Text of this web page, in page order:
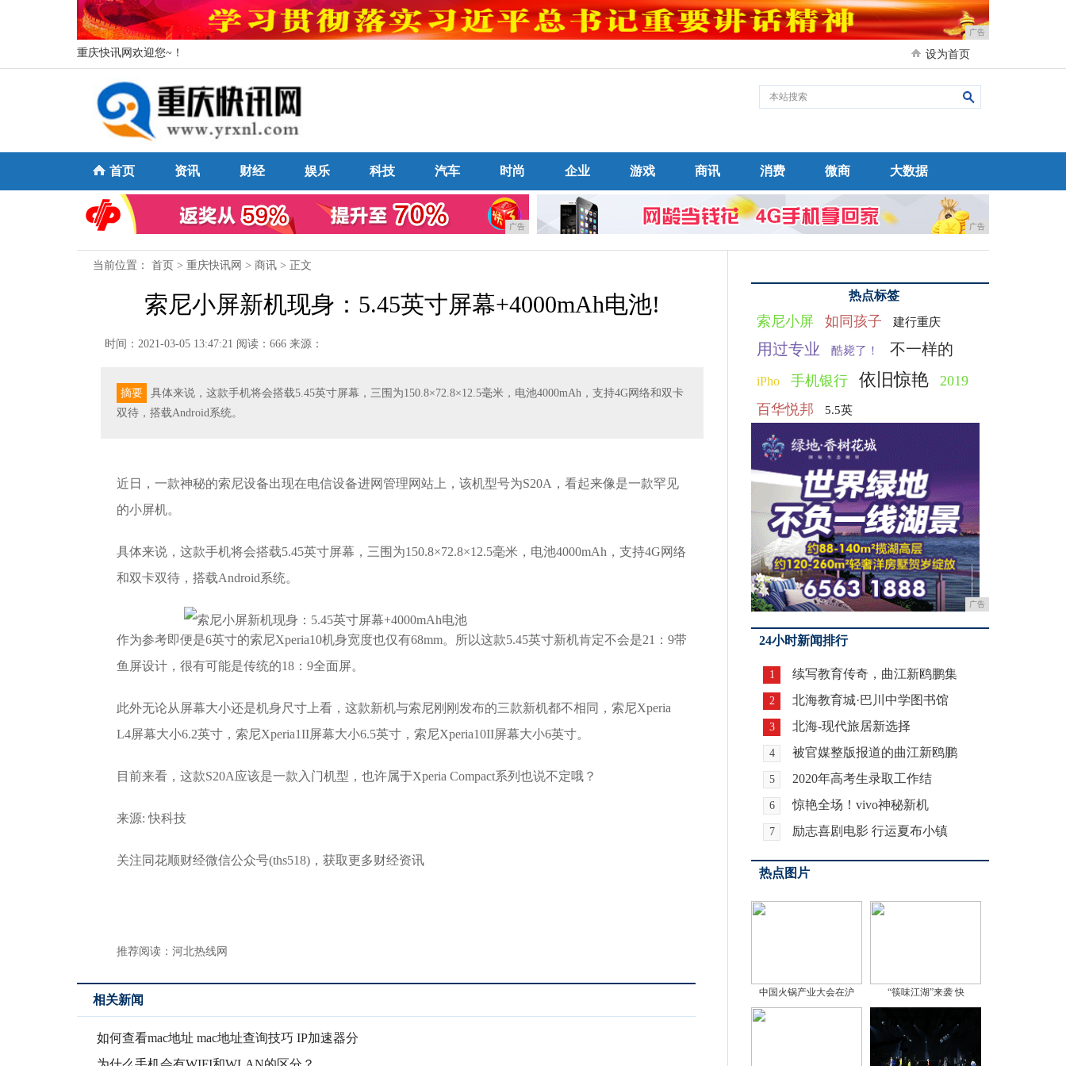
广告
重庆快讯网欢迎您~！ 设为首页
首页 资讯 财经 娱乐 科技 汽车 时尚 企业 游戏 商讯 消费 微商 大数据
广告 广告
当前位置： 首页 > 重庆快讯网 > 商讯 > 正文
索尼小屏新机现身：5.45英寸屏幕+4000mAh电池!
时间：2021-03-05 13:47:21 阅读：666 来源：
摘要
具体来说，这款手机将会搭载5.45英寸屏幕，三围为150.8×72.8×12.5毫米，电池4000mAh，支持4G网络和双卡
双待，搭载Android系统。
近日，一款神秘的索尼设备出现在电信设备进网管理网站上，该机型号为S20A，看起来像是一款罕见
的小屏机。
具体来说，这款手机将会搭载5.45英寸屏幕，三围为150.8×72.8×12.5毫米，电池4000mAh，支持4G网络
和双卡双待，搭载Android系统。
作为参考即便是6英寸的索尼Xperia10机身宽度也仅有68mm。所以这款5.45英寸新机肯定不会是21：9带
鱼屏设计，很有可能是传统的18：9全面屏。
此外无论从屏幕大小还是机身尺寸上看，这款新机与索尼刚刚发布的三款新机都不相同，索尼Xperia
L4屏幕大小6.2英寸，索尼Xperia1II屏幕大小6.5英寸，索尼Xperia10II屏幕大小6英寸。
目前来看，这款S20A应该是一款入门机型，也许属于Xperia Compact系列也说不定哦？
来源: 快科技
关注同花顺财经微信公众号(ths518)，获取更多财经资讯
推荐阅读： 河北热线网
相关新闻
如何查看mac地址 mac地址查询技巧 IP加速器分
热点标签
索尼小屏 如同孩子 建行重庆
用过专业 酷毙了！ 不一样的
iPho 手机银行 依旧惊艳
2019
百华悦邦
5.5英
广告
24小时新闻排行
1 续写教育传奇，曲江新鸥鹏集
2 北海教育城·巴川中学图书馆
3 北海-现代旅居新选择
4 被官媒整版报道的曲江新鸥鹏
5 2020年高考生录取工作结
6 惊艳全场！vivo神秘新机
7 励志喜剧电影 行运夏布小镇
热点图片
中国火锅产业大会在沪 “筷味江湖”来袭 快